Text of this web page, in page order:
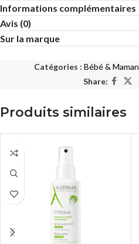
Informations complémentaires
Avis (0)
Sur la marque
Catégories : Bébé & Maman
Share:
Produits similaires